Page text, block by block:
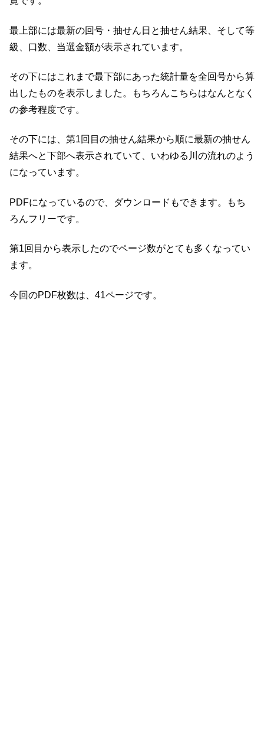
最上部には最新の回号・抽せん日と抽せん結果、そして等
級、口数、当選金額が表示されています。
その下にはこれまで最下部にあった統計量を全回号から算
出したものを表示しました。もちろんこちらはなんとなく
の参考程度です。
その下には、第1回目の抽せん結果から順に最新の抽せん
結果へと下部へ表示されていて、いわゆる川の流れのよう
になっています。
PDFになっているので、ダウンロードもできます。もち
ろんフリーです。
第1回目から表示したのでページ数がとても多くなってい
ます。
今回のPDF枚数は、41ページです。